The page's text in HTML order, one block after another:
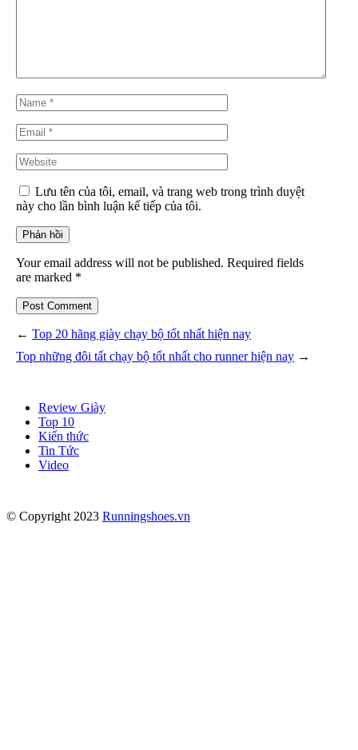
Lưu tên của tôi, email, và trang web trong trình duyệt
này cho lần bình luận kế tiếp của tôi.
Your email address will not be published. Required fields
are marked *
Post Comment
←Top 20 hãng giày chạy bộ tốt nhất hiện nay
Top những đôi tất chạy bộ tốt nhất cho runner hiện nay →
Review Giày
Top 10
Kiến thức
Tin Tức
Video
© Copyright 2023 Runningshoes.vn